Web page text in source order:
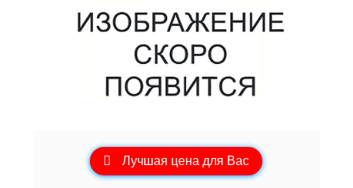
Лучшая цена для Вас